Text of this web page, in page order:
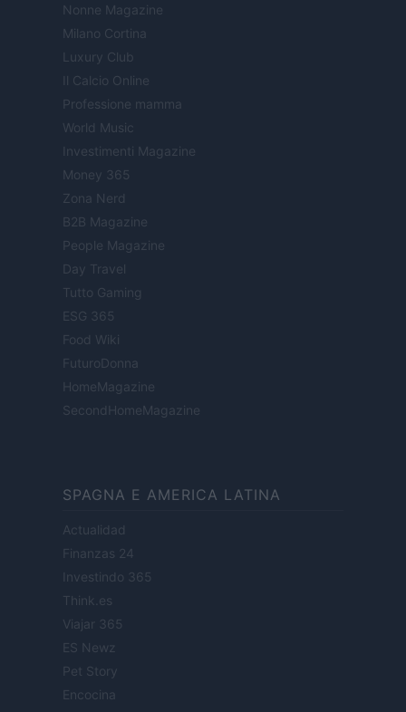
Nonne Magazine
Milano Cortina
Luxury Club
Il Calcio Online
Professione mamma
World Music
Investimenti Magazine
Money 365
Zona Nerd
B2B Magazine
People Magazine
Day Travel
Tutto Gaming
ESG 365
Food Wiki
FuturoDonna
HomeMagazine
SecondHomeMagazine
SPAGNA E AMERICA LATINA
Actualidad
Finanzas 24
Investindo 365
Think.es
Viajar 365
ES Newz
Pet Story
Encocina